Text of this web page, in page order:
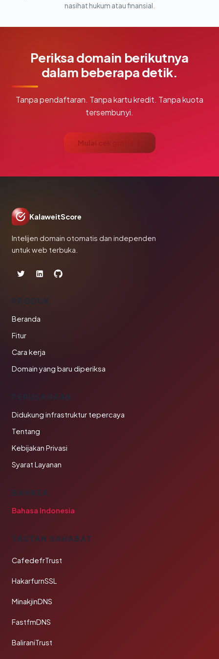
nasihat hukum atau finansial.
Periksa domain berikutnya
dalam beberapa detik.
Tanpa pendaftaran. Tanpa kartu kredit. Tanpa kuota
tersembunyi.
Mulai cek gratis →
KalaweitScore
Intelijen domain otomatis dan independen
untuk web terbuka.
PRODUK
Beranda
Fitur
Cara kerja
Domain yang baru diperiksa
PERUSAHAAN
Didukung infrastruktur tepercaya
Tentang
Kebijakan Privasi
Syarat Layanan
BAHASA
Bahasa Indonesia
TAUTAN SAHABAT
CafedefrTrust
HakarfurnSSL
MinakjinDNS
FastfmDNS
BaliraniTrust